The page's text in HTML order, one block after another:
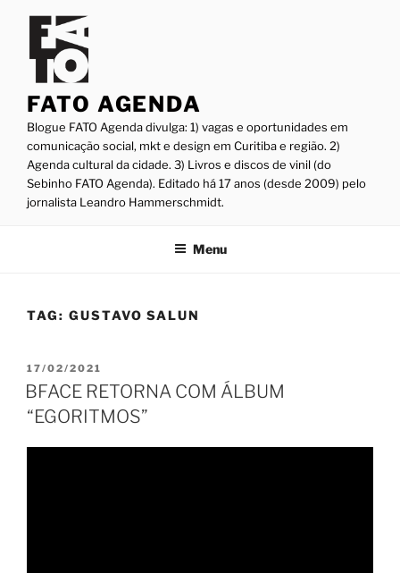
conteúdo
FATO AGENDA
Blogue FATO Agenda divulga: 1) vagas e oportunidades em
comunicação social, mkt e design em Curitiba e região. 2)
Agenda cultural da cidade. 3) Livros e discos de vinil (do
Sebinho FATO Agenda). Editado há 17 anos (desde 2009) pelo
jornalista Leandro Hammerschmidt.
Menu
TAG: GUSTAVO SALUN
PUBLICADO
EM
17/02/2021
BFACE RETORNA COM ÁLBUM
“EGORITMOS”